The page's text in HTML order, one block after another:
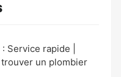
Service rapide |
un plombier